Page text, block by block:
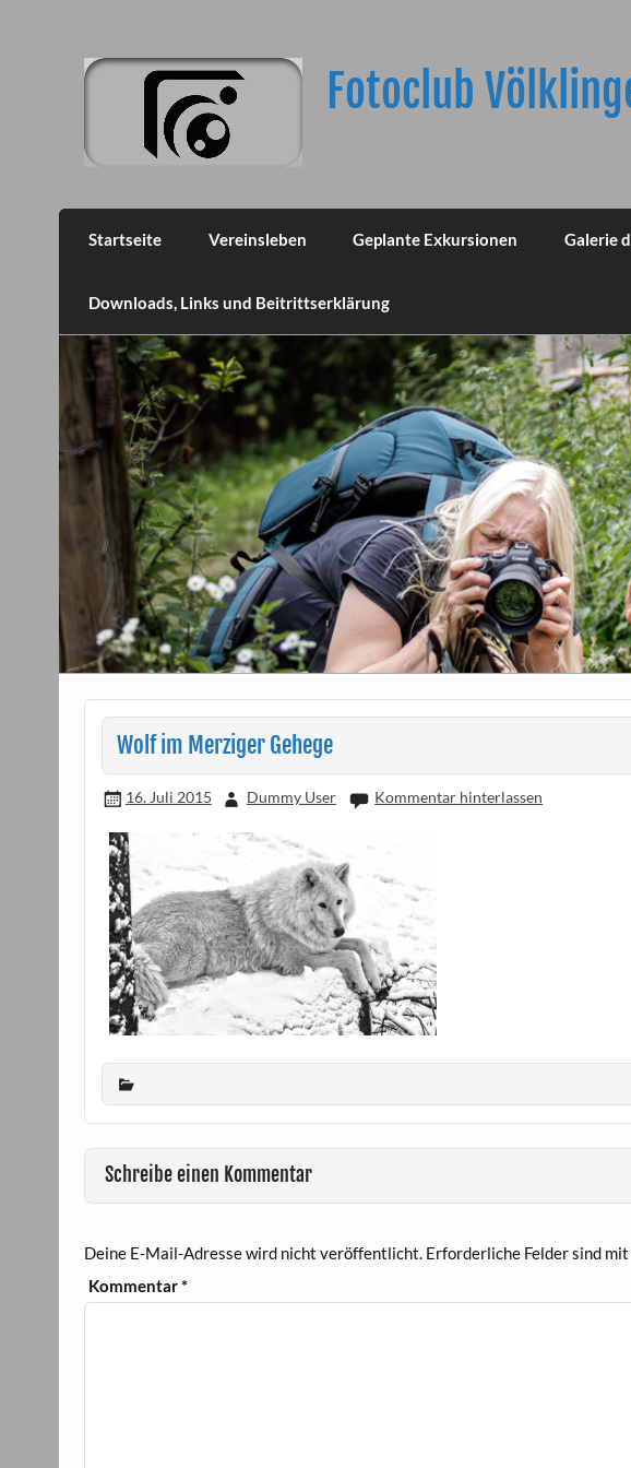
Fotoclub
Startseite Vereinsleben Geplante Exkursionen Galerie
Downloads, Links und Beitrittserklärung
Wolf im Merziger Gehege
16. Juli 2015 Dummy User Kommentar hinterlassen
Schreibe einen Kommentar
Deine E-Mail-Adresse wird nicht veröffentlicht. Erforderliche Felder sind mit
Kommentar*